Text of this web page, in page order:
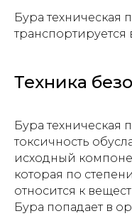
Бура техническая
Техника
Бура техническая
токсичность
исходный
которая по
относится к
Бура попадает в
Прикрепите файл с заявкой
Add files